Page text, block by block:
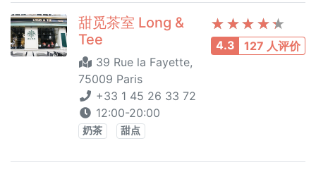
4.3 127 人评价
甜觅茶室 Long &
Tee
39 Rue la Fayette,
75009 Paris
+33 1 45 26 33 72
12:00-20:00
奶茶 甜点